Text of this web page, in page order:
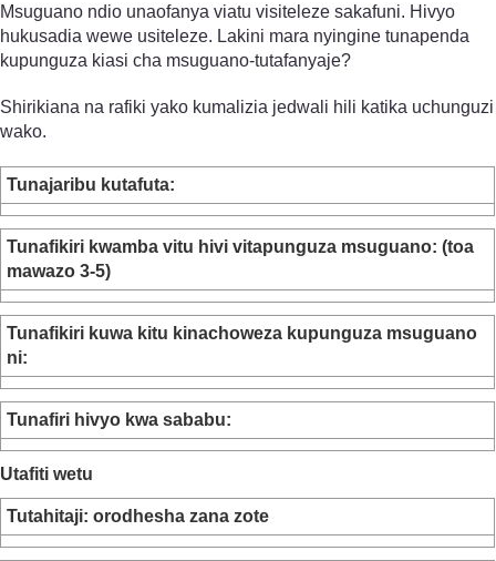
Msuguano ndio unaofanya viatu visiteleze sakafuni. Hivyo
hukusadia wewe usiteleze. Lakini mara nyingine tunapenda
kupunguza kiasi cha msuguano-tutafanyaje?
Shirikiana na rafiki yako kumalizia jedwali hili katika uchunguzi
wako.
Tunajaribu kutafuta:
Tunafikiri kwamba vitu hivi vitapunguza msuguano: (toa
mawazo 3-5)
Tunafikiri kuwa kitu kinachoweza kupunguza msuguano
ni:
Tunafiri hivyo kwa sababu:
Utafiti wetu
Tutahitaji: orodhesha zana zote